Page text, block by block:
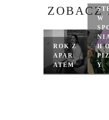
ZOBACZ
ROK Z
APAR
ATEM
W
H
Y